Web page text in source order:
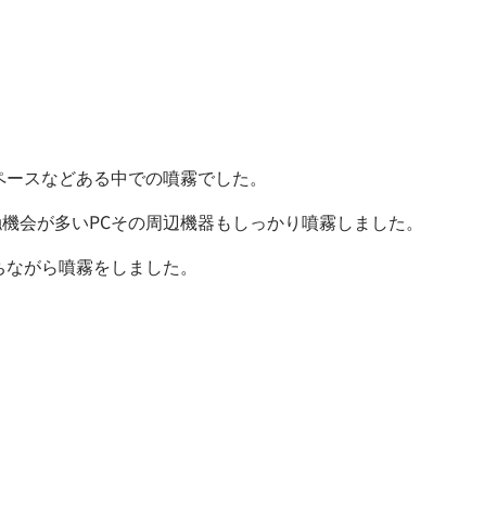
スなどある中での噴霧でした。
が多いPCその周辺機器もしっかり噴霧しました。
がら噴霧をしました。